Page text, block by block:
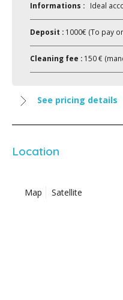
Informations : Ideal
Deposit : 1000€ (To pay
Cleaning fee : 150 €
See pricing details
Location
Map Satellite